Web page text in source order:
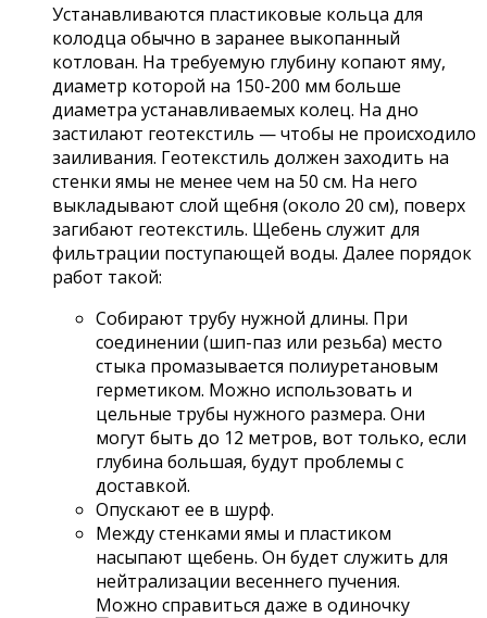
Устанавливаются пластиковые кольца для
колодца обычно в заранее выкопанный
котлован. На требуемую глубину копают яму,
диаметр которой на 150-200 мм больше
диаметра устанавливаемых колец. На дно
застилают геотекстиль — чтобы не происходило
заиливания. Геотекстиль должен заходить на
стенки ямы не менее чем на 50 см. На него
выкладывают слой щебня (около 20 см), поверх
загибают геотекстиль. Щебень служит для
фильтрации поступающей воды. Далее порядок
работ такой:
Собирают трубу нужной длины. При
соединении (шип-паз или резьба) место
стыка промазывается полиуретановым
герметиком. Можно использовать и
цельные трубы нужного размера. Они
могут быть до 12 метров, вот только, если
глубина большая, будут проблемы с
доставкой.
Опускают ее в шурф.
Между стенками ямы и пластиком
насыпают щебень. Он будет служить для
нейтрализации весеннего пучения.
Можно справиться даже в одиночку